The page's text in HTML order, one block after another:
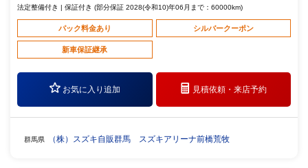
法定整備付き | 保証付き (部分保証 2028(令和10)年06月まで：60000km)
パック料金あり シルバークーポン
新車保証継承
お気に入り追加 見積依頼・来店予約
群馬県 （株）スズキ自販群馬 スズキアリーナ前橋荒牧